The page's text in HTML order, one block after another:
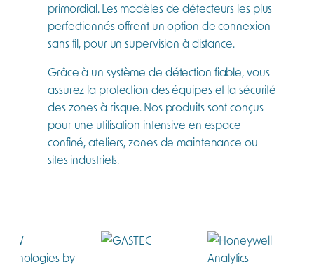
primordial. Les modèles de détecteurs les plus
perfectionnés offrent un option de connexion
sans fil, pour un supervision à distance.
Grâce à un système de détection fiable, vous
assurez la protection des équipes et la sécurité
des zones à risque. Nos produits sont conçus
pour une utilisation intensive en espace
confiné, ateliers, zones de maintenance ou
sites industriels.